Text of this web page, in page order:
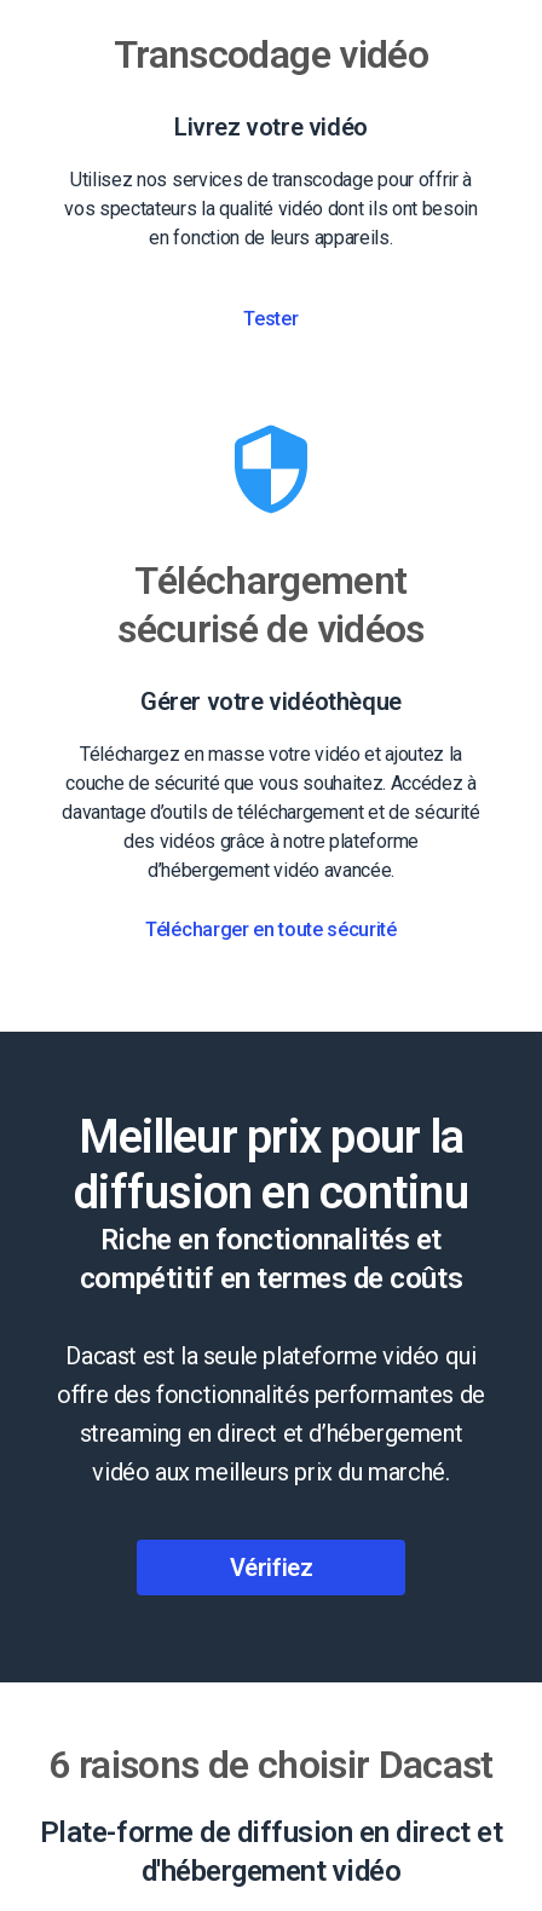
Transcodage vidéo
Livrez votre vidéo
Utilisez nos services de transcodage pour offrir à
vos spectateurs la qualité vidéo dont ils ont besoin
en fonction de leurs appareils.
Tester
Téléchargement
sécurisé de vidéos
Gérer votre vidéothèque
Téléchargez en masse votre vidéo et ajoutez la
couche de sécurité que vous souhaitez. Accédez à
davantage d’outils de téléchargement et de sécurité
des vidéos grâce à notre plateforme
d’hébergement vidéo avancée.
Télécharger en toute sécurité
Meilleur prix pour la
diffusion en continu
Riche en fonctionnalités et
compétitif en termes de coûts
Dacast est la seule plateforme vidéo qui
offre des fonctionnalités performantes de
streaming en direct et d’hébergement
vidéo aux meilleurs prix du marché.
Vérifiez
6 raisons de choisir Dacast
Plate-forme de diffusion en direct et
d'hébergement vidéo